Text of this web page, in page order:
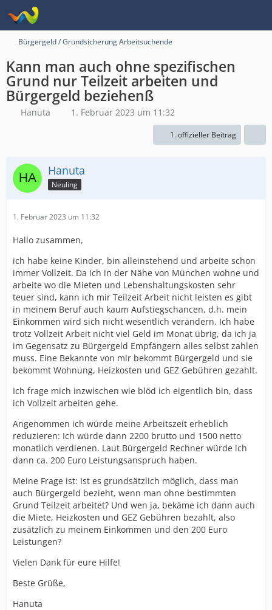
Bürgergeld / Grundsicherung Arbeitsuchende
Kann man auch ohne spezifischen
Grund nur Teilzeit arbeiten und
Bürgergeld beziehenß
Hanuta 1. Februar 2023 um 11:32
1. offizieller Beitrag
Hanuta
Neuling
1. Februar 2023 um 11:32
Hallo zusammen,
ich habe keine Kinder, bin alleinstehend und arbeite schon
immer Vollzeit. Da ich in der Nähe von München wohne und
arbeite wo die Mieten und Lebenshaltungskosten sehr
teuer sind, kann ich mir Teilzeit Arbeit nicht leisten es gibt
in meinem Beruf auch kaum Aufstiegschancen, d.h. mein
Einkommen wird sich nicht wesentlich verändern. Ich habe
trotz Vollzeit Arbeit nicht viel Geld im Monat übrig, da ich ja
im Gegensatz zu Bürgergeld Empfängern alles selbst zahlen
muss. Eine Bekannte von mir bekommt Bürgergeld und sie
bekommt Wohnung, Heizkosten und GEZ Gebühren gezahlt.
Ich frage mich inzwischen wie blöd ich eigentlich bin, dass
ich Vollzeit arbeiten gehe.
Angenommen ich würde meine Arbeitszeit erheblich
reduzieren: Ich würde dann 2200 brutto und 1500 netto
monatlich verdienen. Laut Bürgergeld Rechner würde ich
dann ca. 200 Euro Leistungsanspruch haben.
Meine Frage ist: Ist es grundsätzlich möglich, dass man
auch Bürgergeld bezieht, wenn man ohne bestimmten
Grund Teilzeit arbeitet? Und wen ja, bekäme ich dann auch
die Miete, Heizkosten und GEZ Gebühren bezahlt, also
zusätzlich zu meinem Einkommen und den 200 Euro
Leistungen?
Vielen Dank für eure Hilfe!
Beste Grüße,
Hanuta